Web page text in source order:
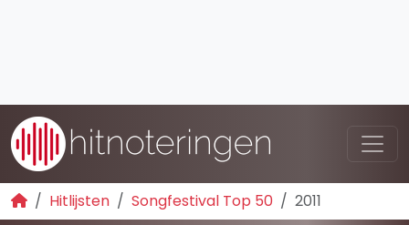
Hitlijsten Songfestival Top 50 2011